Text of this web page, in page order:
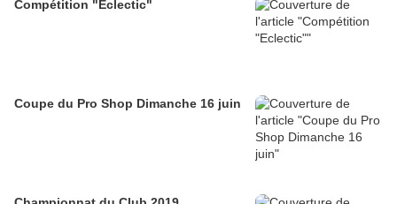
Compétition "Eclectic"
Coupe du Pro Shop Dimanche 16 juin